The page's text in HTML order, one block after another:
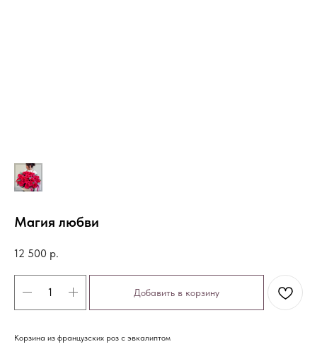
Магия любви
12 500 р.
Добавить в корзину
Корзина из французских роз с эвкалиптом